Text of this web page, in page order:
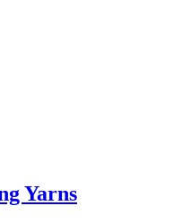
Yarns